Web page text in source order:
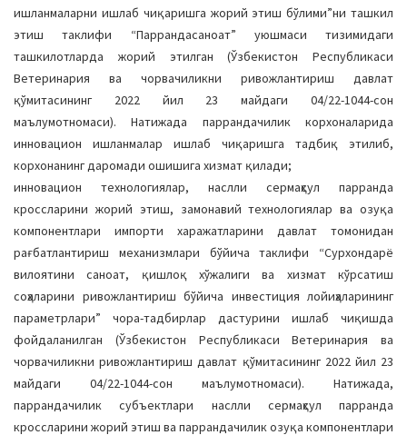
ишланмаларни ишлаб чиқаришга жорий этиш бўлими”ни ташкил
этиш таклифи “Паррандасаноат” уюшмаси тизимидаги
ташкилотларда жорий этилган (Ўзбекистон Республикаси
Ветеринария ва чорвачиликни ривожлантириш давлат
қўмитасининг 2022 йил 23 майдаги 04/22-1044-сон
маълумотномаси). Натижада паррандачилик корхоналарида
инновацион ишланмалар ишлаб чиқаришга тадбиқ этилиб,
корхонанинг даромади ошишига хизмат қилади;
инновацион технологиялар, наслли сермаҳсул парранда
кроссларини жорий этиш, замонавий технологиялар ва озуқа
компонентлари импорти харажатларини давлат томонидан
рағбатлантириш механизмлари бўйича таклифи “Сурхондарё
вилоятини саноат, қишлоқ хўжалиги ва хизмат кўрсатиш
соҳаларини ривожлантириш бўйича инвестиция лойиҳаларининг
параметрлари” чора-тадбирлар дастурини ишлаб чиқишда
фойдаланилган (Ўзбекистон Республикаси Ветеринария ва
чорвачиликни ривожлантириш давлат қўмитасининг 2022 йил 23
майдаги 04/22-1044-сон маълумотномаси). Натижада,
паррандачилик субъектлари наслли сермаҳсул парранда
кроссларини жорий этиш ва паррандачилик озуқа компонентлари